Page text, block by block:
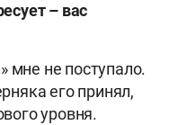
– вас
мне не поступало.
его принял,
уровня.